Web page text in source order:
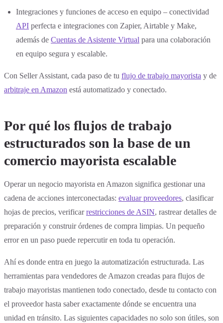
Integraciones y funciones de acceso en equipo – conectividad
API perfecta e integraciones con Zapier, Airtable y Make,
además de Cuentas de Asistente Virtual para una colaboración
en equipo segura y escalable.
Con Seller Assistant, cada paso de tu flujo de trabajo mayorista y de
arbitraje en Amazon está automatizado y conectado.
Por qué los flujos de trabajo
estructurados son la base de un
comercio mayorista escalable
Operar un negocio mayorista en Amazon significa gestionar una
cadena de acciones interconectadas: evaluar proveedores, clasificar
hojas de precios, verificarrestricciones de ASIN, rastrear detalles de
preparación y construir órdenes de compra limpias. Un pequeño
error en un paso puede repercutir en toda tu operación.
Ahí es donde entra en juego la automatización estructurada. Las
herramientas para vendedores de Amazon creadas para flujos de
trabajo mayoristas mantienen todo conectado, desde tu contacto con
el proveedor hasta saber exactamente dónde se encuentra una
unidad en tránsito. Las siguientes capacidades no solo son útiles, son